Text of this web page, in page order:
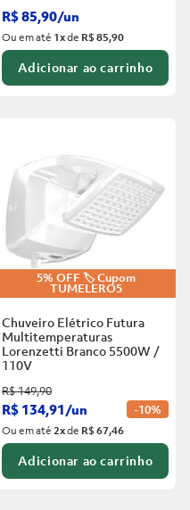
R$85,90/un
Ou em até 1xde R$ 85,90
Adicionar ao carrinho
5% OFF 🏷️ Cupom
TUMELERO5
Chuveiro Elétrico Futura
Multitemperaturas
Lorenzetti Branco 5500W /
110V
R$149,90
R$ 134,91/un -10%
Ou em até2xde R$ 67,46
Adicionar ao carrinho